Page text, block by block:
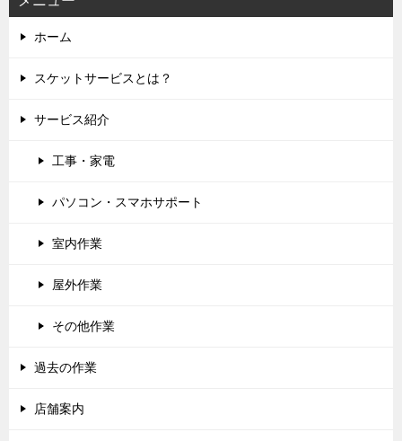
ホーム
スケットサービスとは？
サービス紹介
工事・家電
パソコン・スマホサポート
室内作業
屋外作業
その他作業
過去の作業
店舗案内